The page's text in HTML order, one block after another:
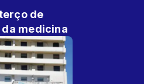
de
medicina